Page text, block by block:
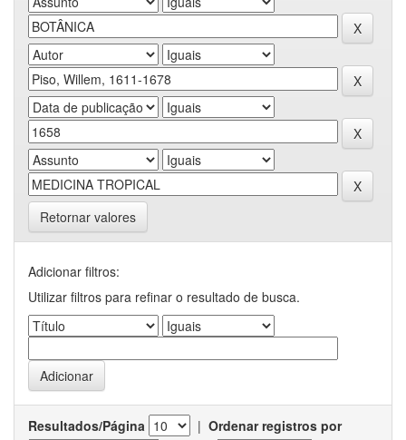
Retornar valores
Adicionar filtros:
Utilizar filtros para refinar o resultado de busca.
Resultados/Página | Ordenar registros por